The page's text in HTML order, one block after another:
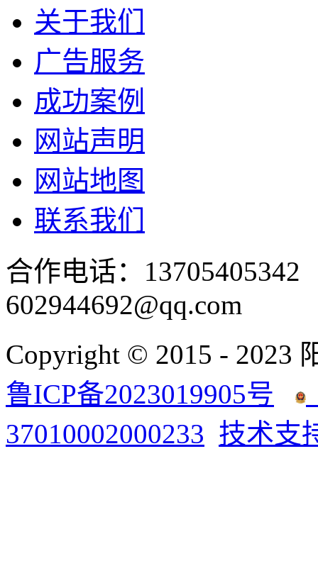
关于我们
广告服务
成功案例
网站声明
网站地图
联系我们
合作电话：
602944692@qq.com
Copyright © 2015 - 2023
鲁ICP备2023019905号
37010002000233 技术支